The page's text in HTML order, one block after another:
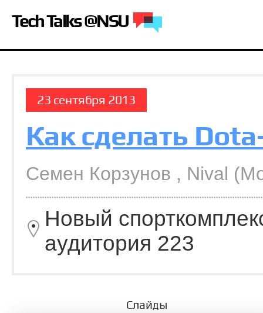
Tech Talks @NSU
23 сентября 2013
Как сделать
Семен Корзунов , Nival
Новый
аудитория 223
Слайды